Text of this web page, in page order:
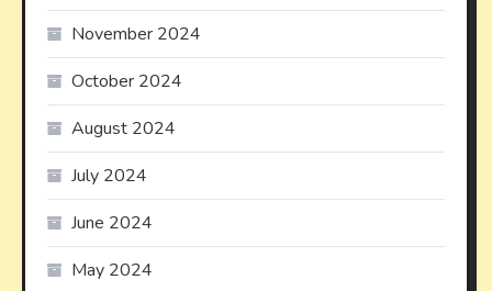
November 2024
October 2024
August 2024
July 2024
June 2024
May 2024